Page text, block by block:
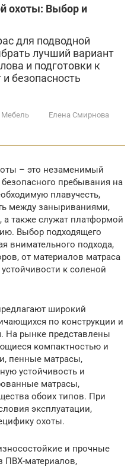
охоты: Выбор и
для подводной
лучший вариант
и подготовки к
безопасность
Мебель Елена Смирнова
– это незаменимый
пребывания на
плавучесть,
между заныриваниями,
а также служат платформой
Выбор подходящего
внимательного подхода,
от материалов матраса
к соленой
широкий
по конструкции и
На рынке представлены
компактностью и
пенные матрасы,
устойчивость и
матрасы,
обоих типов. При
эксплуатации,
охоты.
и прочные
ПВХ-материалов,